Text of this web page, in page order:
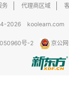
务 代理商区域
2026 koolearn.com
号-2 京公